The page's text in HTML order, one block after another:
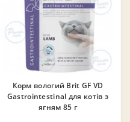
Корм вологий Brit GF VD
Gastrointestinal для котів з
ягням 85 г